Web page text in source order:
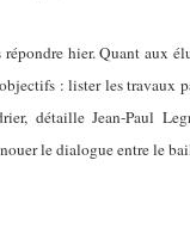
hier. Quant aux
: lister les travaux
détaille Jean-Paul
le dialogue entre le